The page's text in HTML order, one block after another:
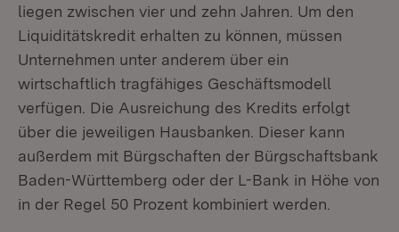
liegen zwischen vier und zehn Jahren. Um den
Liquiditätskredit erhalten zu können, müssen
Unternehmen unter anderem über ein
wirtschaftlich tragfähiges Geschäftsmodell
verfügen. Die Ausreichung des Kredits erfolgt
über die jeweiligen Hausbanken. Dieser kann
außerdem mit Bürgschaften der Bürgschaftsbank
Baden-Württemberg oder der L-Bank in Höhe von
in der Regel 50 Prozent kombiniert werden.